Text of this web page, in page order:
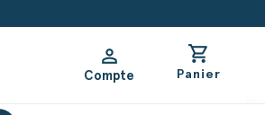
person
Compte
shopping_cart
Panier